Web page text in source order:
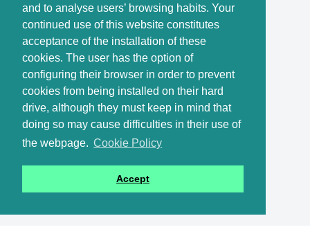
and to analyse users’ browsing habits. Your
continued use of this website constitutes
acceptance of the installation of these
cookies. The user has the option of
configuring their browser in order to prevent
cookies from being installed on their hard
drive, although they must keep in mind that
doing so may cause difficulties in their use of
the webpage. Cookie Policy
Accept